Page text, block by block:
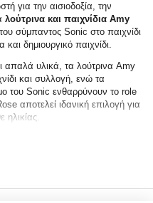
για την αισιοδοξία, την
λούτρινα και παιχνίδια Amy
σύμπαντος Sonic στο παιχνίδι
δημιουργικό παιχνίδι.
απαλά υλικά, τα λούτρινα Amy
και συλλογή, ενώ τα
του Sonic ενθαρρύνουν το role
αποτελεί ιδανική επιλογή για
συνδυάζουν ποιότητα,